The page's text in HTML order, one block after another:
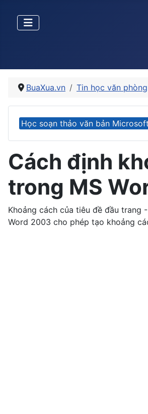
BuaXua.vn Tin học văn phòng
Học soạn thảo văn bản
Cách định
trong MS
Khoảng cách của tiêu đề đầu trang
Word 2003 cho phép tạo khoảng